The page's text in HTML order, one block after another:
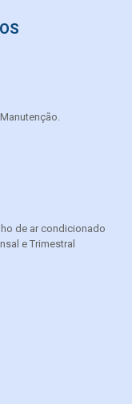
de ar condicionado
e Trimestral